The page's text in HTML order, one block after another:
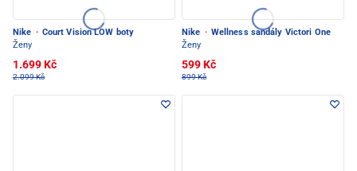
Nike · Court Vision LOW boty
Ženy
1.699 Kč
2.099 Kč
Nike · Wellness sandály Victori One
Ženy
599 Kč
899 Kč